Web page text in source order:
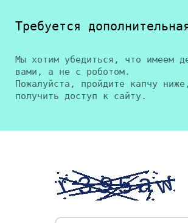
Требуется
Мы хотим убедиться, что имеем
вами, а не с роботом.
Пожалуйста, пройдите капчу
получить доступ к сайту.